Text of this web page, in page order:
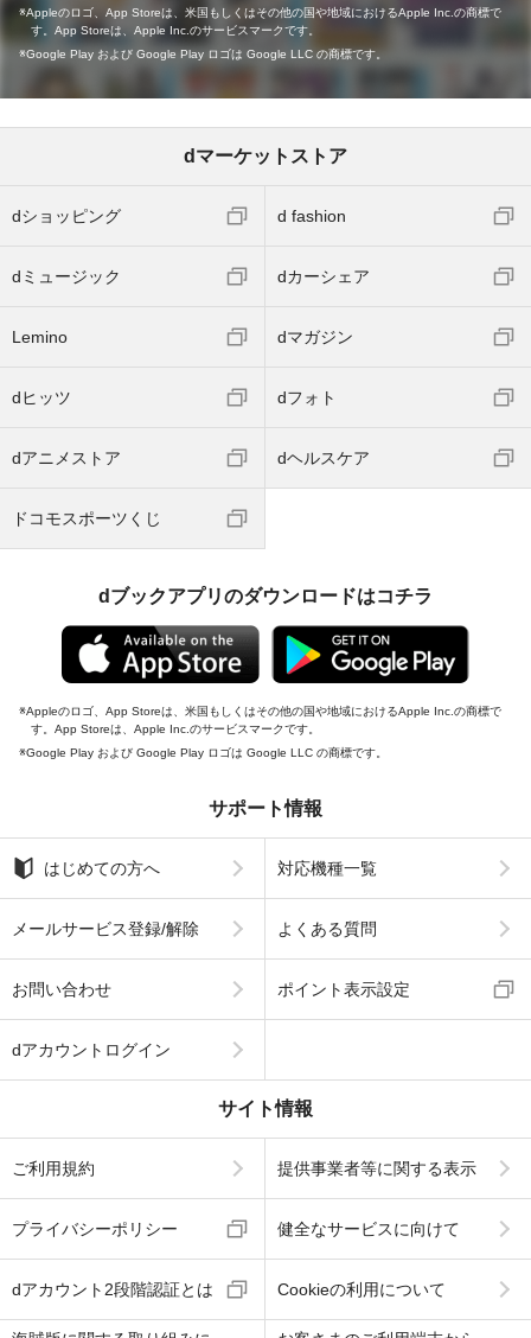
Appleのロゴ、App Storeは、米国もしくはその他の国や地域におけるApple Inc.の商標で
す。App Storeは、Apple Inc.のサービスマークです。
Google Play および Google Play ロゴは Google LLC の商標です。
dマーケットストア
dショッピング d fashion
dミュージック dカーシェア
Lemino dマガジン
dヒッツ dフォト
dアニメストア dヘルスケア
ドコモスポーツくじ
dブックアプリのダウンロードはコチラ
Appleのロゴ、App Storeは、米国もしくはその他の国や地域におけるApple Inc.の商標で
す。App Storeは、Apple Inc.のサービスマークです。
Google Play および Google Play ロゴは Google LLC の商標です。
サポート情報
はじめての方へ 対応機種一覧
メールサービス登録/解除 よくある質問
お問い合わせ ポイント表示設定
dアカウントログイン
サイト情報
ご利用規約 提供事業者等に関する表示
プライバシーポリシー 健全なサービスに向けて
dアカウント2段階認証とは Cookieの利用について